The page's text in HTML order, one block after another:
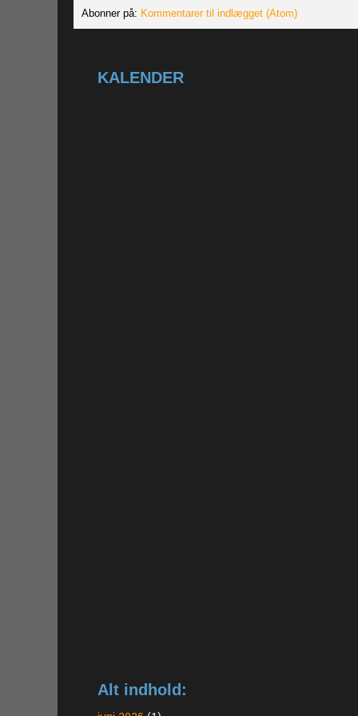
Abonner på: Kommentarer til indlægget (Atom)
KALENDER
Alt indhold: